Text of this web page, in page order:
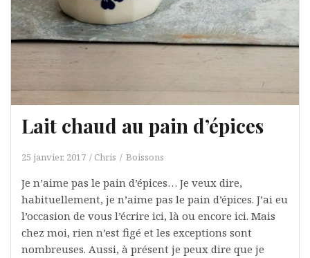
Lait chaud au pain d’épices
25 janvier, 2017 Chris Boissons
Je n’aime pas le pain d’épices… Je veux dire,
habituellement, je n’aime pas le pain d’épices. J’ai eu
l’occasion de vous l’écrire ici, là ou encore ici. Mais
chez moi, rien n’est figé et les exceptions sont
nombreuses. Aussi, à présent je peux dire que je